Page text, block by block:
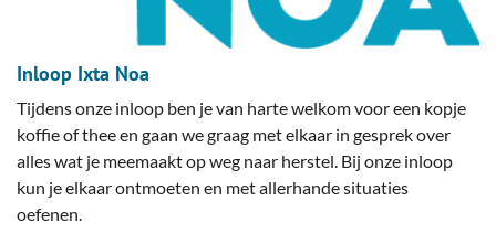
Inloop Ixta Noa
Tijdens onze inloop ben je van harte welkom voor een kopje
koffie of thee en gaan we graag met elkaar in gesprek over
alles wat je meemaakt op weg naar herstel. Bij onze inloop
kun je elkaar ontmoeten en met allerhande situaties
oefenen.